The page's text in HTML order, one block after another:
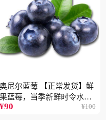
奥尼尔蓝莓 【正常发货】鲜
果蓝莓，当季新鲜时令水果
顺丰包邮
¥90 ¥100